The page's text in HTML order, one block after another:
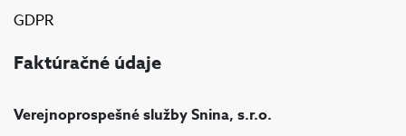
GDPR
Faktúračné údaje
Verejnoprospešné služby Snina, s.r.o.